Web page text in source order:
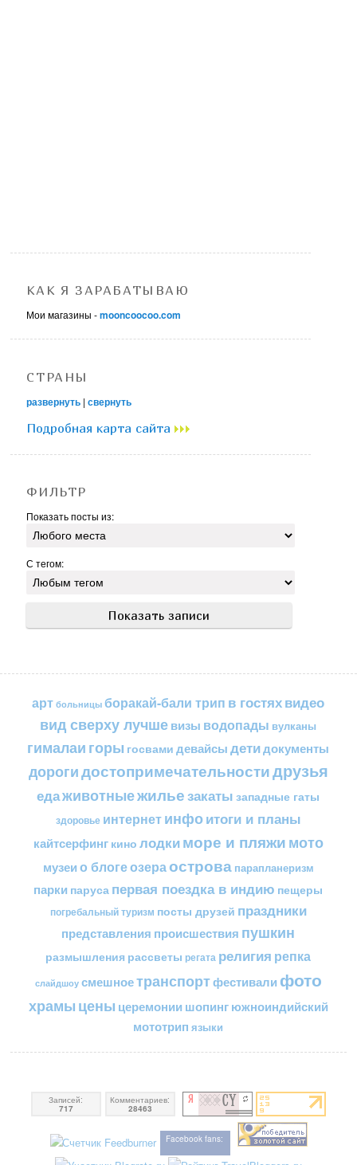
КАК Я ЗАРАБАТЫВАЮ
Мои магазины -mooncoocoo.com
СТРАНЫ
развернуть |свернуть
Подробная карта сайта
ФИЛЬТР
Показать посты из:
С тегом:
арт больницы боракай-бали трип в гостяхвидео
вид сверху лучшевизы водопады вулканы
гималаи горы госвами девайсы детидокументы
дорогидостопримечательностидрузья
едаживотныежильезакаты западные гаты
здоровье интернетинфоитоги и планы
кайтсерфинг кино лодкиморе и пляжимото
музеи о блогеозераострова парапланеризм
парки паруса первая поездка в индию пещеры
погребальный туризм посты друзей праздники
представления происшествия пушкин
размышления рассветы регата религия репка
слайдшоу смешноетранспортфестивали фото
храмы цены церемонии шопингюжноиндийский
мототрип языки
Записей:
717
Комментариев:
28463
Facebook fans: